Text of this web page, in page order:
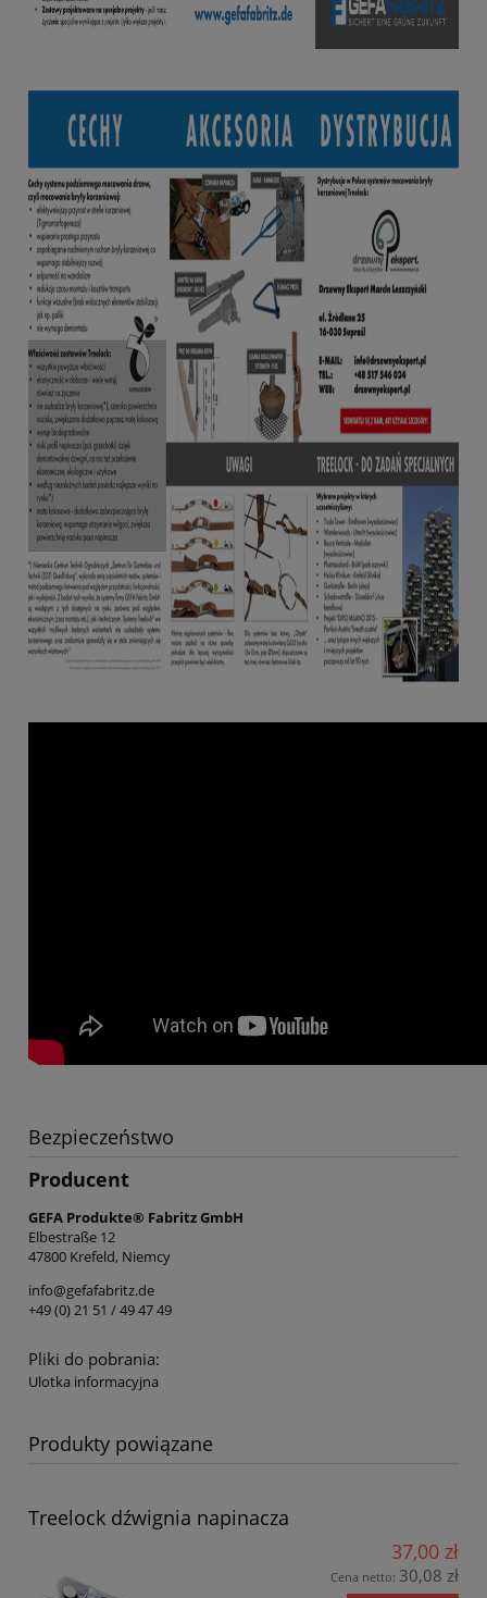
Bezpieczeństwo
Producent
GEFA Produkte® Fabritz GmbH
Elbestraße 12
47800 Krefeld, Niemcy
info@gefafabritz.de
+49 (0) 21 51 / 49 47 49
Pliki do pobrania:
Ulotka informacyjna
Produkty powiązane
Treelock dźwignia napinacza
37,00 zł
Cena netto: 30,08 zł